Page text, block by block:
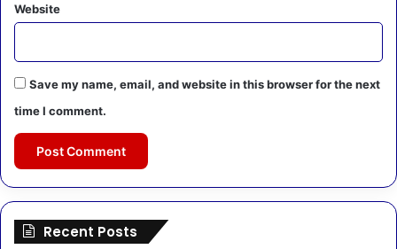
Website
Save my name, email, and website in this browser for the next
time I comment.
Recent Posts